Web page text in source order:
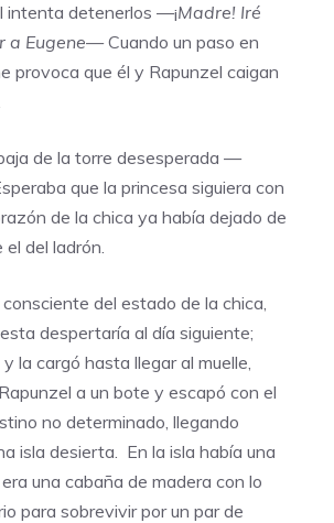
intenta detenerlos —¡Madre! Iré
a Eugene—Cuando un paso en
provoca que él y Rapunzel caigan
de la torre desesperada —
que la princesa siguiera con
de la chica ya había dejado de
el del ladrón.
del estado de la chica,
despertaría al día siguiente;
la cargó hasta llegar al muelle,
a un bote y escapó con el
no determinado, llegando
isla desierta. En la isla había una
una cabaña de madera con lo
para sobrevivir por un par de